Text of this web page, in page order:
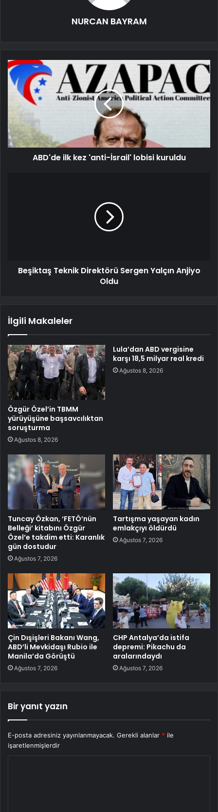
NURCAN BAYRAM
ABD'de ilk kez 'anti-İsrail' lobisi kuruldu
Beşiktaş Teknik Direktörü Sergen Yalçın Anjiyo
Oldu
İlgili Makaleler
Özgür Özel’in TBMM
yürüyüşüne başsavcılıktan
soruşturma
Ağustos 8, 2026
Lula’dan ABD vergisine
karşı 18,5 milyar real kredi
Ağustos 8, 2026
Tuncay Özkan, ‘FETÖ’nün
Belleği’ kitabını Özgür
Özel’e takdim etti: Karanlık
gün dostudur
Ağustos 7, 2026
Tartışma yaşayan kadın
emlakçıyı öldürdü
Ağustos 7, 2026
Çin Dışişleri Bakanı Wang,
ABD’li Mevkidaşı Rubio ile
Manila’da Görüştü
Ağustos 7, 2026
CHP Antalya’da istifa
depremi: Pikachu da
aralarındaydı
Ağustos 7, 2026
Bir yanıt yazın
E-posta adresiniz yayınlanmayacak. Gerekli alanlar * ile
işaretlenmişlerdir